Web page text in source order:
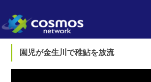
園児が金生川で稚鮎を放流